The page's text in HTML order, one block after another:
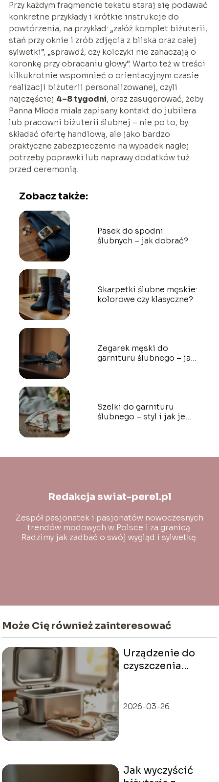
Przy każdym fragmencie tekstu staraj się podawać
konkretne przykłady i krótkie instrukcje do
powtórzenia, na przykład: „załóż komplet biżuterii,
stań przy oknie i zrób zdjęcia z bliska oraz całej
sylwetki”, „sprawdź, czy kolczyki nie zahaczają o
koronkę przy obracaniu głowy”. Warto też w treści
kilkukrotnie wspomnieć o orientacyjnym czasie
realizacji biżuterii personalizowanej, czyli
najczęściej 4–8 tygodni, oraz zasugerować, żeby
Panna Młoda miała zapisany kontakt do jubilera
lub pracowni biżuterii ślubnej – nie po to, by
składać ofertę handlową, ale jako bardzo
praktyczne zabezpieczenie na wypadek nagłej
potrzeby poprawki lub naprawy dodatków tuż
przed ceremonią.
Zobacz także:
Pasek do spodni
ślubnych – jak dobrać?
Skarpetki ślubne męskie:
kolorowe czy klasyczne?
Zegarek męski do
garnituru ślubnego – jak
Szelki do garnituru
ślubnego – styl i jak je
Redakcja swiat-perel.pl
Zespół pasjonatek i pasjonatów nowoczesnych
trendów modowych w Polsce i za granicą.
Radzimy jak zadbać o swój wygląd i sylwetkę.
Może Cię również zainteresować
Urządzenie do
czyszczenia
najlepsze?
2026-03-26
Jak wyczyścić